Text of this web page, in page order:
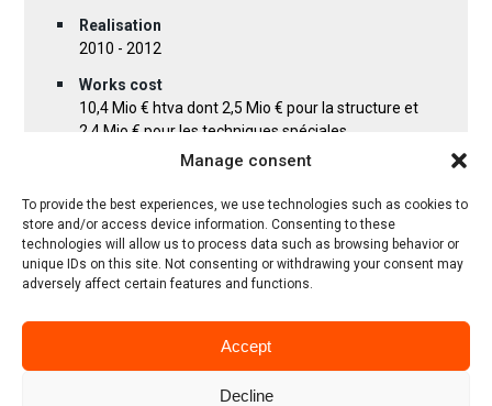
Manage consent
To provide the best experiences, we use technologies such as cookies to
store and/or access device information. Consenting to these
technologies will allow us to process data such as browsing behavior or
unique IDs on this site. Not consenting or withdrawing your consent may
adversely affect certain features and functions.
Accept
Decline
Realisation
2010 - 2012
Works cost
10,4 Mio € htva dont 2,5 Mio € pour la structure et
2,4 Mio € pour les techniques spéciales